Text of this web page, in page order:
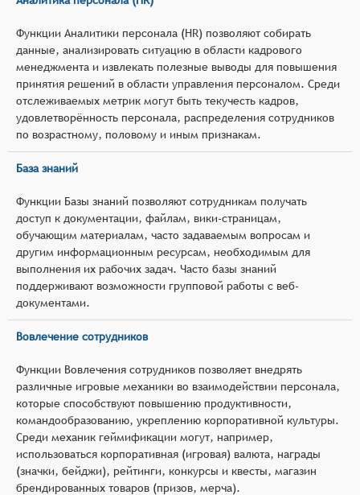
Функции Аналитики персонала (HR) позволяют собирать
данные, анализировать ситуацию в области кадрового
менеджмента и извлекать полезные выводы для повышения
принятия решений в области управления персоналом. Среди
отслеживаемых метрик могут быть текучесть кадров,
удовлетворённость персонала, распределения сотрудников
по возрастному, половому и иным признакам.
База знаний
Функции Базы знаний позволяют сотрудникам получать
доступ к документации, файлам, вики-страницам,
обучающим материалам, часто задаваемым вопросам и
другим информационным ресурсам, необходимым для
выполнения их рабочих задач. Часто базы знаний
поддерживают возможности групповой работы с веб-
документами.
Вовлечение сотрудников
Функции Вовлечения сотрудников позволяет внедрять
различные игровые механики во взаимодействии персонала,
которые способствуют повышению продуктивности,
командообразованию, укреплению корпоративной культуры.
Среди механик геймификации могут, например,
использоваться корпоративная (игровая) валюта, награды
(значки, бейджи), рейтинги, конкурсы и квесты, магазин
брендированных товаров (призов, мерча).